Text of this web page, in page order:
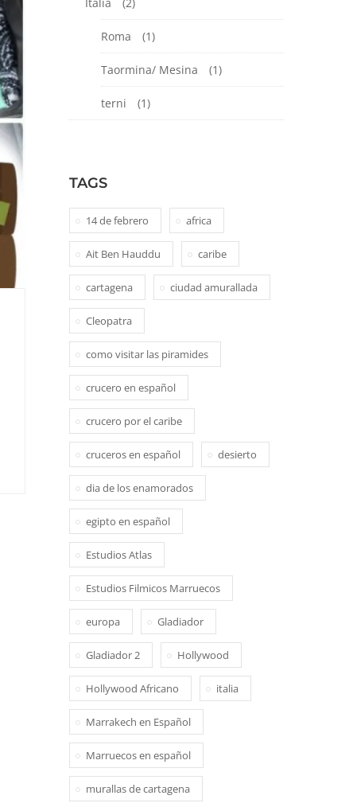
Roma (1)
Taormina/ Mesina (1)
terni (1)
TAGS
14 de febrero africa
Ait Ben Hauddu caribe
cartagena ciudad amurallada
Cleopatra
como visitar las piramides
crucero en español
crucero por el caribe
cruceros en español desierto
dia de los enamorados
egipto en español
Estudios Atlas
Estudios Filmicos Marruecos
europa Gladiador
Gladiador 2 Hollywood
Hollywood Africano italia
Marrakech en Español
Marruecos en español
murallas de cartagena